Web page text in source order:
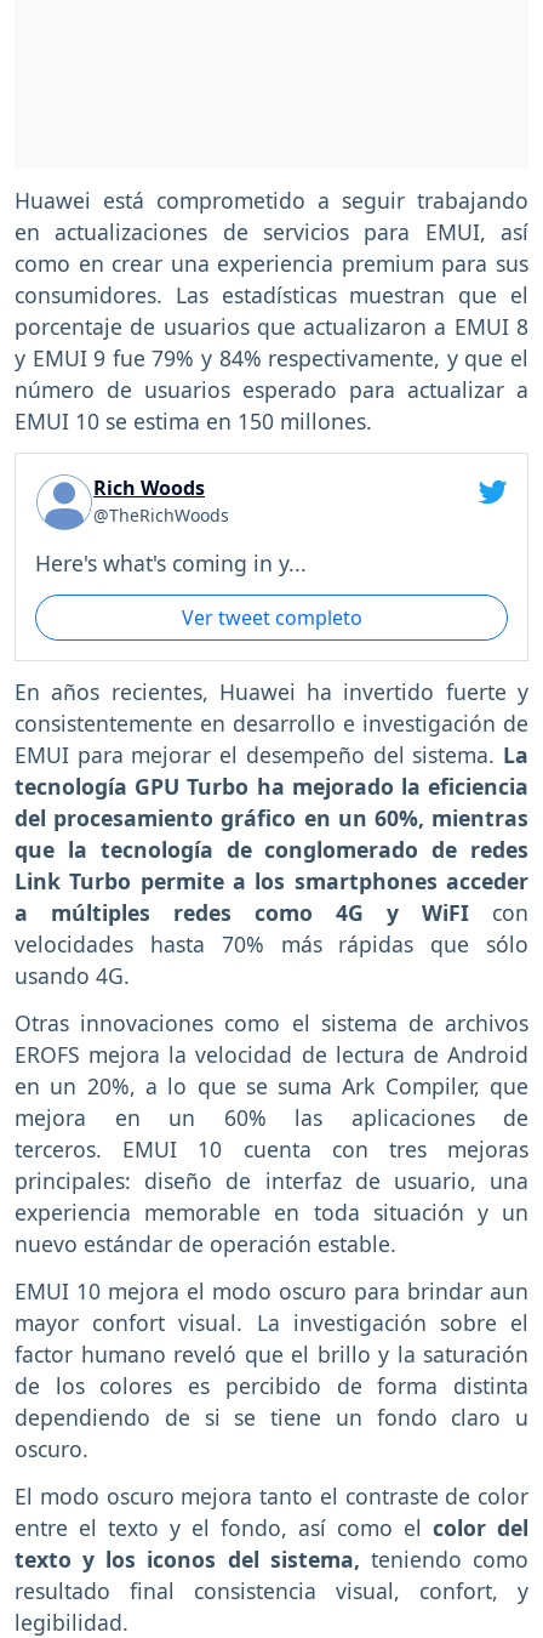
Huawei está comprometido a seguir trabajando
en actualizaciones de servicios para EMUI, así
como en crear una experiencia premium para sus
consumidores. Las estadísticas muestran que el
porcentaje de usuarios que actualizaron a EMUI 8
y EMUI 9 fue 79% y 84% respectivamente, y que el
número de usuarios esperado para actualizar a
EMUI 10 se estima en 150 millones.
Rich Woods
@TheRichWoods
Here's what's coming in y...
Ver tweet completo
En años recientes, Huawei ha invertido fuerte y
consistentemente en desarrollo e investigación de
EMUI para mejorar el desempeño del sistema. La
tecnología GPU Turbo ha mejorado la eficiencia
del procesamiento gráfico en un 60%, mientras
que la tecnología de conglomerado de redes
Link Turbo permite a los smartphones acceder
a múltiples redes como 4G y WiFI con
velocidades hasta 70% más rápidas que sólo
usando 4G.
Otras innovaciones como el sistema de archivos
EROFS mejora la velocidad de lectura de Android
en un 20%, a lo que se suma Ark Compiler, que
mejora en un 60% las aplicaciones de
terceros. EMUI 10 cuenta con tres mejoras
principales: diseño de interfaz de usuario, una
experiencia memorable en toda situación y un
nuevo estándar de operación estable.
EMUI 10 mejora el modo oscuro para brindar aun
mayor confort visual. La investigación sobre el
factor humano reveló que el brillo y la saturación
de los colores es percibido de forma distinta
dependiendo de si se tiene un fondo claro u
oscuro.
El modo oscuro mejora tanto el contraste de color
entre el texto y el fondo, así como el color del
texto y los iconos del sistema, teniendo como
resultado final consistencia visual, confort, y
legibilidad.